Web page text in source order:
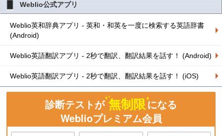
Weblio公式アプリ
Weblio英和辞典アプリ - 英和・和英を一度に検索する英語辞書
(Android)
Weblio英語翻訳アプリ - 2秒で翻訳、翻訳結果を話す！ (Android)
Weblio英語翻訳アプリ - 2秒で翻訳、翻訳結果を話す！ (iOS)
診断テストが 無制限になる
Weblioプレミアム会員